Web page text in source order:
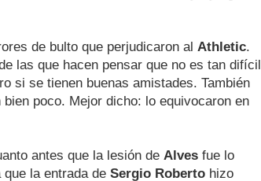
de bulto que perjudicaron al Athletic.
las que hacen pensar que no es tan difícil
si se tienen buenas amistades. También
poco. Mejor dicho: lo equivocaron en
antes que la lesión de Alves fue lo
la entrada de Sergio Roberto hizo